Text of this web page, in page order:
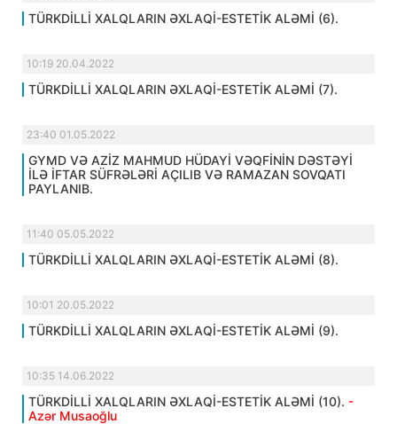
TÜRKDİLLİ XALQLARIN ƏXLAQİ-ESTETİK ALƏMİ (6).
10:19 20.04.2022
TÜRKDİLLİ XALQLARIN ƏXLAQİ-ESTETİK ALƏMİ (7).
23:40 01.05.2022
GYMD VƏ AZİZ MAHMUD HÜDAYİ VƏQFİNİN DƏSTƏYİ
İLƏ İFTAR SÜFRƏLƏRİ AÇILIB VƏ RAMAZAN SOVQATI
PAYLANIB.
11:40 05.05.2022
TÜRKDİLLİ XALQLARIN ƏXLAQİ-ESTETİK ALƏMİ (8).
10:01 20.05.2022
TÜRKDİLLİ XALQLARIN ƏXLAQİ-ESTETİK ALƏMİ (9).
10:35 14.06.2022
TÜRKDİLLİ XALQLARIN ƏXLAQİ-ESTETİK ALƏMİ (10). -
Azər Musaoğlu